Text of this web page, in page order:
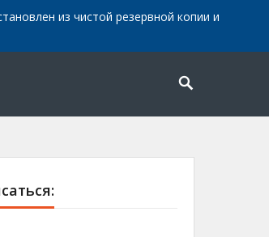
из чистой резервной копии и